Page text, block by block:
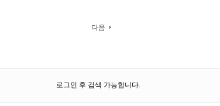
다음
로그인 후 검색 가능합니다.